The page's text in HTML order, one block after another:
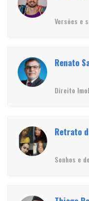
Versões e
Renato
Direito
Retrato
Sonhos e